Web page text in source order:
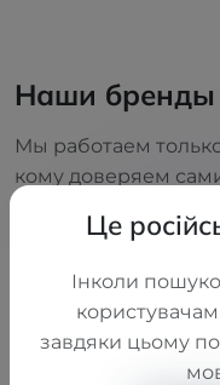
Наши бренды
Мы работаем
кому доверяем
Це
Інколи
завдяки цьому